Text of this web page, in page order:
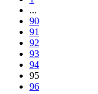
...
90
91
92
93
94
95
96